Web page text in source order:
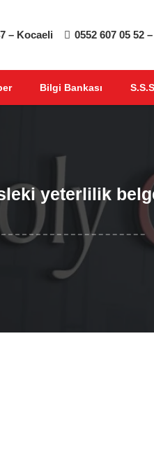
– Kocaeli 0552 607 05 52
Bilgi Bankası
yeterlilik